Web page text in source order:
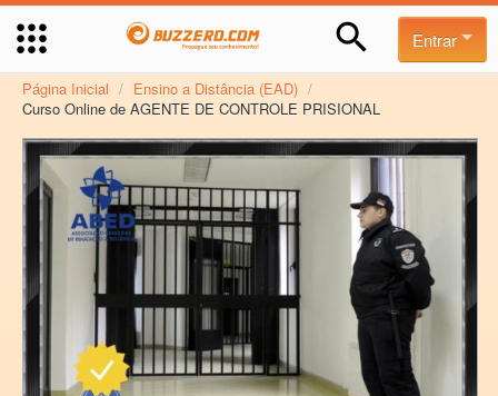
Entrar
Página Inicial / Ensino a Distância (EAD) /
Curso Online de AGENTE DE CONTROLE PRISIONAL